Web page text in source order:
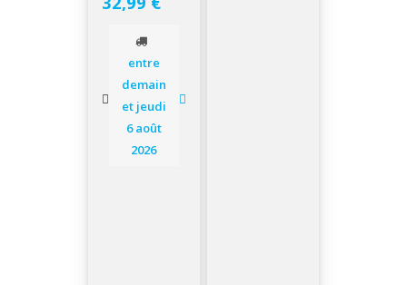
entre
demain
et jeudi
6 août
2026